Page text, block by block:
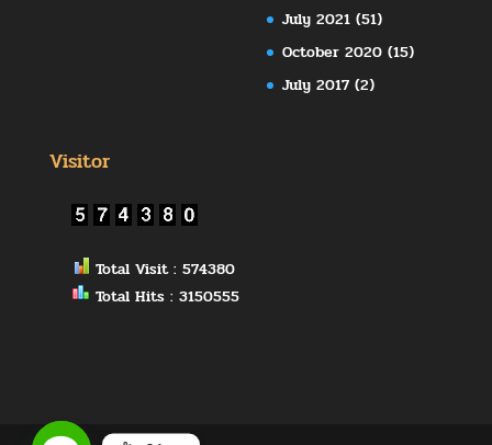
July 2021 (51)
October 2020 (15)
July 2017 (2)
Visitor
Total Visit : 574380
Total Hits : 3150555